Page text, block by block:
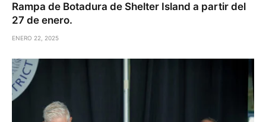
Rampa de Botadura de Shelter Island a partir del
27 de enero.
ENERO 22, 2025